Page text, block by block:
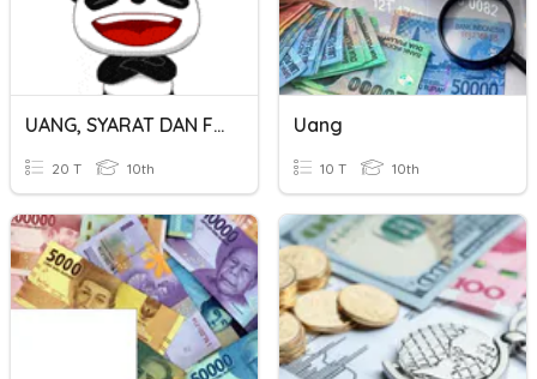
UANG, SYARAT DAN FUNGSI UANG
20 T 10th
Uang
10 T 10th